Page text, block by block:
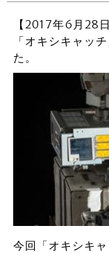
【2017年6月28
「オキシキャッ
た。
今回「オキシキ